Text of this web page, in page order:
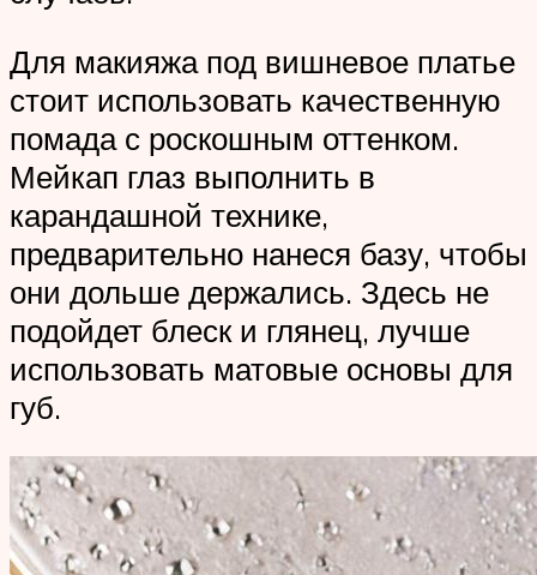
Для макияжа под вишневое платье
стоит использовать качественную
помада с роскошным оттенком.
Мейкап глаз выполнить в
карандашной технике,
предварительно нанеся базу, чтобы
они дольше держались. Здесь не
подойдет блеск и глянец, лучше
использовать матовые основы для
губ.